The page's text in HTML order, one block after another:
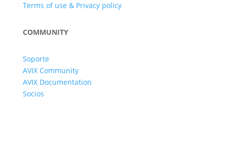
Terms of use & Privacy policy
COMMUNITY
Soporte
AVIX Community
AVIX Documentation
Socios